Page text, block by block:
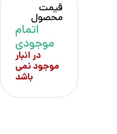
قیمت
محصول
اتمام
موجودی
در انبار
موجود نمی
باشد